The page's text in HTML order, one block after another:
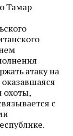
Тамар
атаку на
охоты,
с